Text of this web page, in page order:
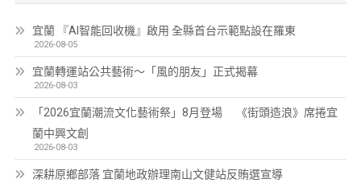
宜蘭 『AI智能回收機』啟用 全縣首台示範點設在羅東
2026-08-05
宜蘭轉運站公共藝術～「風的朋友」正式揭幕
2026-08-03
「2026宜蘭潮流文化藝術祭」8月登場 《街頭造浪》席捲宜
蘭中興文創
2026-08-03
深耕原鄉部落 宜蘭地政辦理南山文健站反賄選宣導